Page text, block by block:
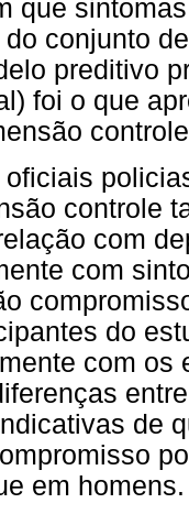
que
conjunto
preditivo
foi o que
oficiais
controle
com
com
do
com os
de
em homens.